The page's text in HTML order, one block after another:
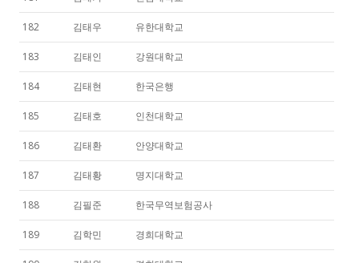
182 김태우 유한대학교
183 김태인 강원대학교
184 김태현 한국은행
185 김태호 인천대학교
186 김태환 안양대학교
187 김태황 명지대학교
188 김필준 한국무역보험공사
189 김학민 경희대학교